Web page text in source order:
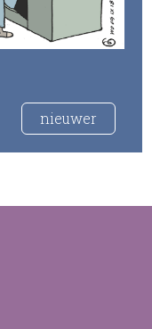
nieuwer